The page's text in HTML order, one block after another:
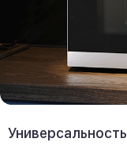
Универсальность